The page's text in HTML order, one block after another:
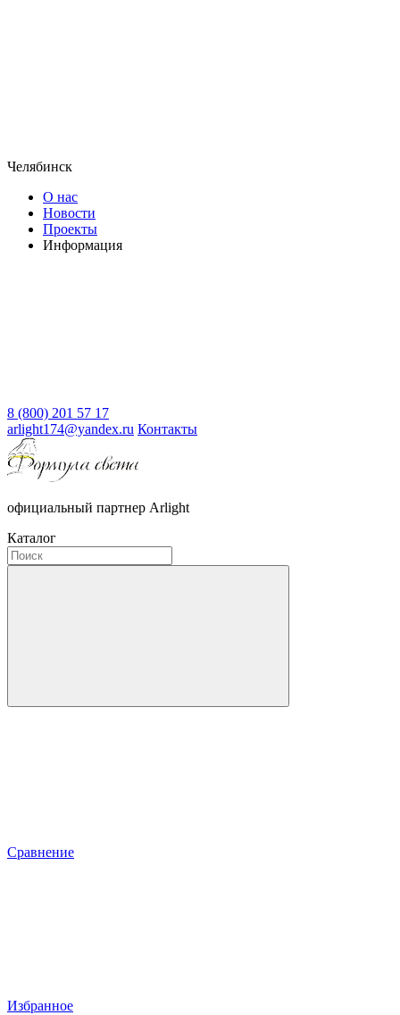
Челябинск
О нас
Новости
Проекты
Информация
8 (800) 201 57 17
arlight174@yandex.ru Контакты
официальный партнер Arlight
Каталог
Сравнение
Избранное